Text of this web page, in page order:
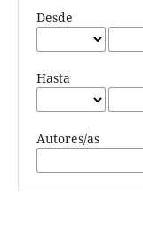
Desde
Hasta
Autores/as